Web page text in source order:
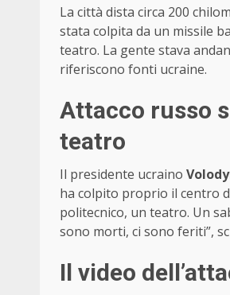
La città dista circa 200
stata colpita da un missile
teatro. La gente stava
riferiscono fonti ucraine.
Attacco russo
teatro
Il presidente ucraino
ha colpito proprio il centro
politecnico, un teatro. Un
sono morti, ci sono feriti”,
Il video